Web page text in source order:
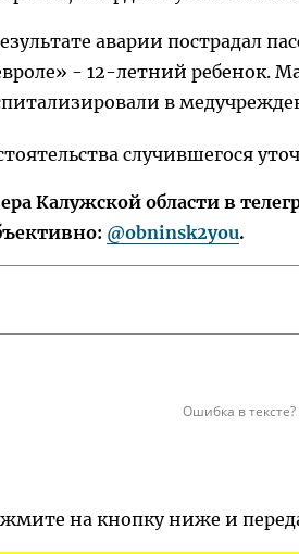
аварии пострадал
- 12-летний ребенок.
в
случившегося
Калужской области в
@obninsk2you.
Ошибка в
на кнопку ниже и